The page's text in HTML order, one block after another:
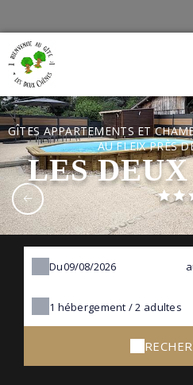
GÎTES APPARTEMENTS ET
AU FLEIX PRÈS
LES
Du
1 hébergement /2 adultes